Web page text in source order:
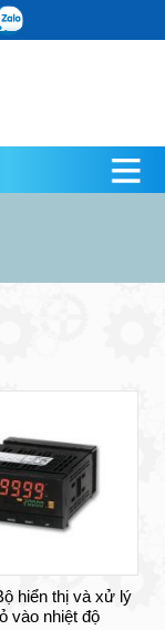
hiển thị và xử lý
vào nhiệt độ